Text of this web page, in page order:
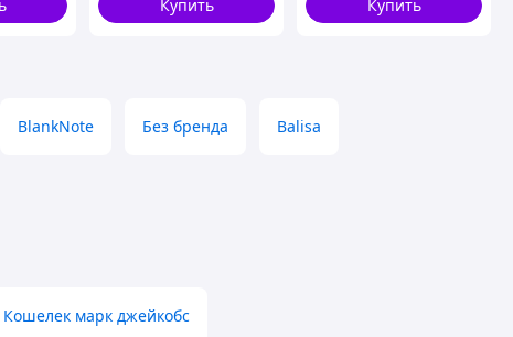
Купить Купить
BlankNote Без бренда Balisa
Кошелек марк джейкобс